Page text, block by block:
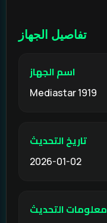
تفاصيل الجهاز
اسم الجهاز
Mediastar 1919
تاريخ التحديث
2026-01-02
معلومات التحديث